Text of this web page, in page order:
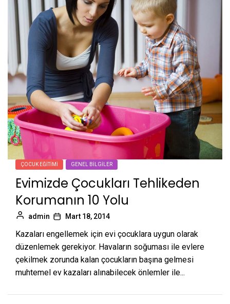
ÇOCUK EĞITIMI GENEL BILGILER
Evimizde Çocukları Tehlikeden
Korumanın 10 Yolu
admin Mart 18, 2014
Kazaları engellemek için evi çocuklara uygun olarak
düzenlemek gerekiyor. Havaların soğuması ile evlere
çekilmek zorunda kalan çocukların başına gelmesi
muhtemel ev kazaları alınabilecek önlemler ile...